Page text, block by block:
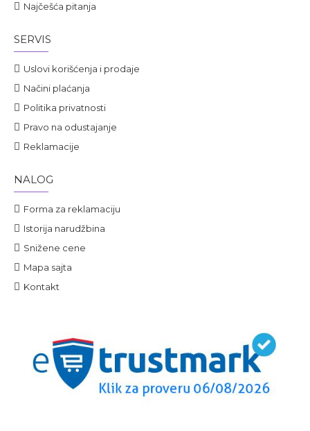
Najčešća pitanja
SERVIS
Uslovi korišćenja i prodaje
Načini plaćanja
Politika privatnosti
Pravo na odustajanje
Reklamacije
NALOG
Forma za reklamaciju
Istorija narudžbina
Snižene cene
Mapa sajta
Kontakt